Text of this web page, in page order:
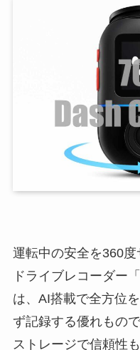
運転中の安全を360
ドライブレコーダー
は、AI搭載で全方位
ず記録する優れもの
ストレージで信頼性